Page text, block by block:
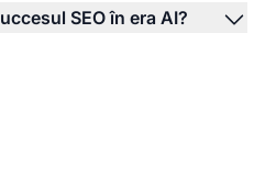
SEO în era AI?